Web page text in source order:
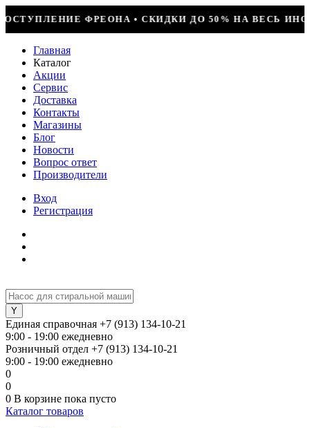
ДО 50% НА ВЕСЬ ИНСТРУМЕНТ • КОМПРЕССОР
Главная
Каталог
Акции
Сервис
Доставка
Контакты
Магазины
Блог
Новости
Вопрос ответ
Производители
Вход
Регистрация
Единая справочная +7 (913) 134-10-21
9:00 - 19:00 ежедневно
Розничный отдел +7 (913) 134-10-21
9:00 - 19:00 ежедневно
0
0
0 В корзине пока пусто
Каталог товаров